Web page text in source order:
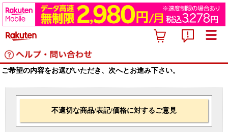
ご希望の内容をお選びいただき、次へとお進み下さい。
不適切な商品/表記/価格に対するご意見